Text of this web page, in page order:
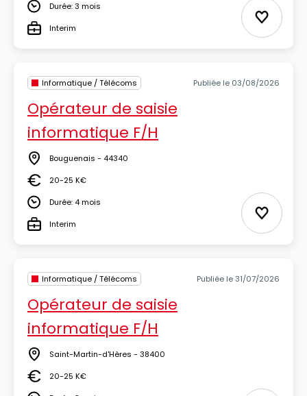
DuréeDurée: 3 mois
TypeInterim Ajouter
Informatique / Télécoms Publiée le 03/08/2026
Opérateur de saisie
informatique F/H
Lieu Bouguenais - 44340
Salaire20-25 K€
DuréeDurée: 4 mois
TypeInterim Ajouter
Informatique / Télécoms Publiée le 31/07/2026
Opérateur de saisie
informatique F/H
Lieu Saint-Martin-d'Hères - 38400
Salaire20-25 K€